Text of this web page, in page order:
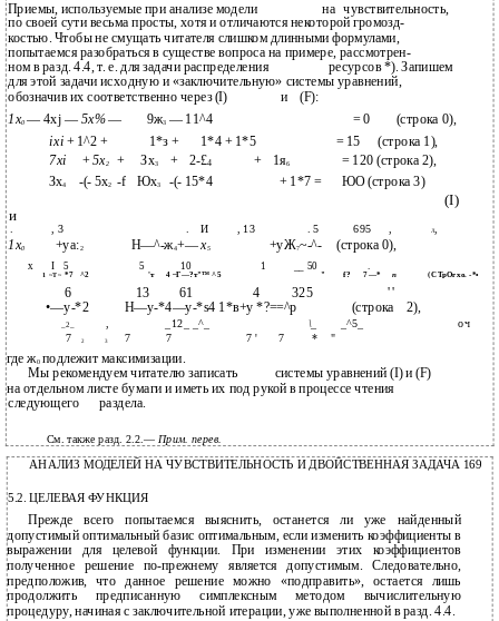
Приемы, используемые при анализе модели
на чувствительность,
по своей сути весьма просты, хотя и отличаются некоторой громозд-
костью. Чтобы не смущать читателя слишком длинными формулами,
попытаемся разобраться в существе вопроса на примере, рассмотрен-
ном в разд. 4.4, т. е. для задачи распределения
ресурсов *). Запишем
для этой задачи исходную и «заключительную» системы уравнений,
обозначив их соответственно через (I)
и
(F):
1х0— 4xj — 5х%— 9ж3 — 11^4 = 0
(строка 0),
ixi + 1^2 + 1*з + 1*4 + 1*5 = 15
(строка 1),
7xi
+5х2 + Зх3 + 2-£4 + 1я6
= 120 (строка 2),
Зх4 -(- 5х2 -f Юх3 -(- 15*4 + 1*7 = ЮО (строка 3)
и
(I)
. , 3 . И , 13 . 5 695 , Л,
1х0 +уа:2 Н—^-ж4+—х5 +уЖ7~-^- (строка 0),
х I 5 5 10 1 __ 50
1 ~Т~ *7 ^2 'т 4 ~Г—?т"™ ^5 " f? 7 —* п (СТрОгхо. -*•
6 13 61 4 325 ' '
2),
•—у-*2 Н—у-*4—y-*s4 1*в+у *?==^р (строка
_2_ _12_ _^_ \_ _^5_
оч
7
2 3 7 7 7 ' 7 * "
где ж0подлежит максимизации.
Мы рекомендуем читателю записать
системы уравнений (I) и (F)
на отдельном листе бумаги и иметь их под рукой в процессе чтения
следующего
раздела.
См. также разд. 2.2.— Прим. перев.
АНАЛИЗ МОДЕЛЕЙ НА ЧУВСТВИТЕЛЬНОСТЬ И ДВОЙСТВЕННАЯ ЗАДАЧА 169
5.2. ЦЕЛЕВАЯ ФУНКЦИЯ
Прежде всего попытаемся выяснить, останется ли уже найденный
допустимый оптимальный базис оптимальным, если изменить коэффициенты в
выражении для целевой функции. При изменении этих коэффициентов
полученное решение по-прежнему является допустимым. Следовательно,
предположив, что данное решение можно «подправить», остается лишь
продолжить предписанную симплексным методом вычислительную
процедуру, начиная с заключительной итерации, уже выполненной в разд. 4.4.